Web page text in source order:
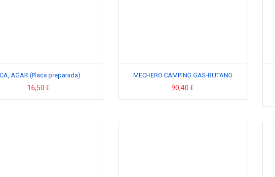
AGAR (Placa preparada)
16,50 €
MECHERO CAMPING GAS-BUTANO
90,40 €